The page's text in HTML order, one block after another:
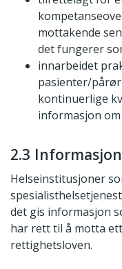
mottakende
det fungerer
innarbeidet
pasienter/
kontinuerlige
informasjon
2.3
Helseinstitusjoner
det gis informasjon
har rett til å motta
rettighetsloven.